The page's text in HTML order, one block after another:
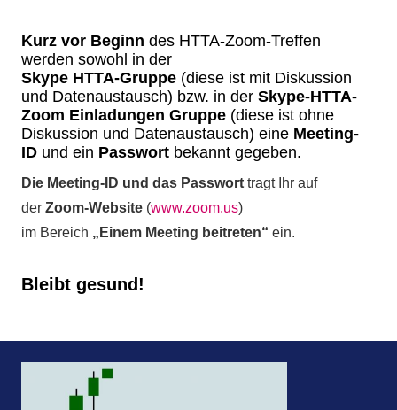
Kurz vor Beginn des HTTA-Zoom-Treffen
werden sowohl in der
Skype HTTA-Gruppe (diese ist mit Diskussion
und Datenaustausch) bzw. in der Skype-HTTA-
Zoom Einladungen Gruppe (diese ist ohne
Diskussion und Datenaustausch) eine Meeting-
ID und ein Passwort bekannt gegeben.
Die Meeting-ID und das Passwort tragt Ihr auf
der Zoom-Website (www.zoom.us)
im Bereich „Einem Meeting beitreten“ ein.
Bleibt gesund!